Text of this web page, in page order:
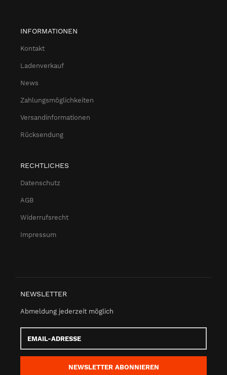
INFORMATIONEN
Kontakt
Ladenverkauf
News
Zahlungsmöglichkeiten
Versandinformationen
Rücksendung
RECHTLICHES
Datenschutz
AGB
Widerrufsrecht
Impressum
NEWSLETTER
Abmeldung jederzeit möglich
Adresse
NEWSLETTER ABONNIEREN